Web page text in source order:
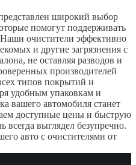
широкий выбор
помогут поддерживать
очистители эффективно
и другие загрязнения с
не оставляя разводов и
производителей
типов покрытий и
удобным упаковкам и
вашего автомобиля станет
доступные цены и быструю
всегда выглядел безупречно.
авто с очистителями от